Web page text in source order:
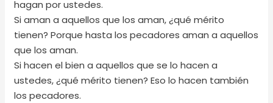
hagan por ustedes.
Si aman a aquellos que los aman, ¿qué mérito
tienen? Porque hasta los pecadores aman a aquellos
que los aman.
Si hacen el bien a aquellos que se lo hacen a
ustedes, ¿qué mérito tienen? Eso lo hacen también
los pecadores.